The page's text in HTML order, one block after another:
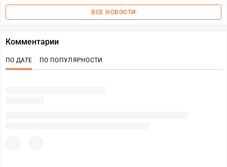
ВСЕ НОВОСТИ
Комментарии
ПО ДАТЕ ПО ПОПУЛЯРНОСТИ